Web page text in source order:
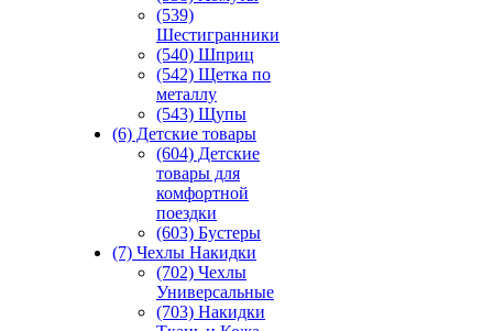
(539)
Шестигранники
(540) Шприц
(542) Щетка по
металлу
(543) Щупы
(6) Детские товары
(604) Детские
товары для
комфортной
поездки
(603) Бустеры
(7) Чехлы Накидки
(702) Чехлы
Универсальные
(703) Накидки